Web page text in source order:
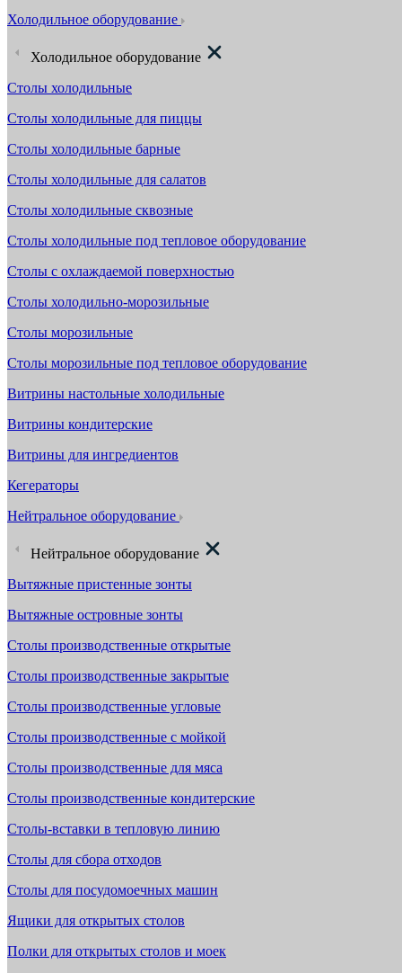
Холодильное оборудование
Холодильное оборудование
Столы холодильные
Столы холодильные для пиццы
Столы холодильные барные
Столы холодильные для салатов
Столы холодильные сквозные
Столы холодильные под тепловое оборудование
Столы с охлаждаемой поверхностью
Столы холодильно-морозильные
Столы морозильные
Столы морозильные под тепловое оборудование
Витрины настольные холодильные
Витрины кондитерские
Витрины для ингредиентов
Кегераторы
Нейтральное оборудование
Нейтральное оборудование
Вытяжные пристенные зонты
Вытяжные островные зонты
Столы производственные открытые
Столы производственные закрытые
Столы производственные угловые
Столы производственные с мойкой
Столы производственные для мяса
Столы производственные кондитерские
Столы-вставки в тепловую линию
Столы для сбора отходов
Столы для посудомоечных машин
Ящики для открытых столов
Полки для открытых столов и моек